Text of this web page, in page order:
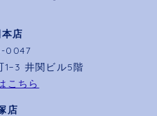
店
0047
1−3 井関ビル5階
こちら
店